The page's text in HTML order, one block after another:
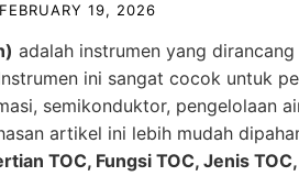
FEBRUARY 19, 2026
adalah instrumen yang
ini sangat cocok untuk
semikonduktor, pengelolaan
artikel ini lebih mudah
TOC, Fungsi TOC, Jenis